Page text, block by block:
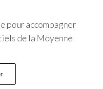
pour accompagner
de la Moyenne